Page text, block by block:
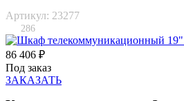
Артикул: 23277
286
86 406 ₽
Под заказ
ЗАКАЗАТЬ